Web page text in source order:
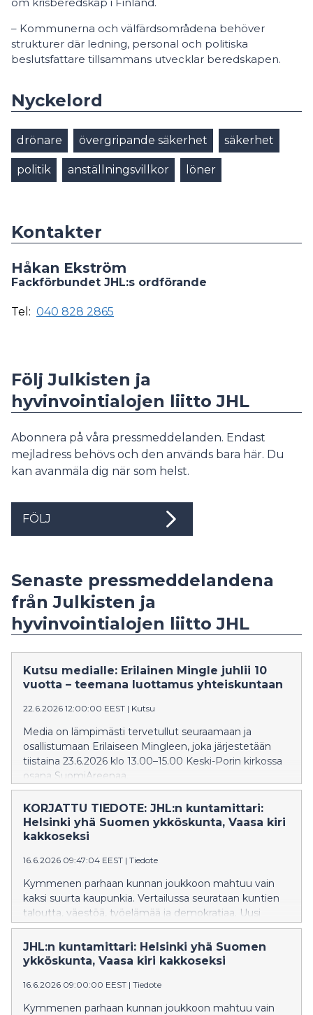
– Kommunerna och välfärdsområdena behöver
strukturer där ledning, personal och politiska
beslutsfattare tillsammans utvecklar beredskapen.
Nyckelord
drönare övergripande säkerhet säkerhet
politik anställningsvillkor löner
Kontakter
Håkan Ekström
Fackförbundet JHL:s ordförande
Tel: 040 828 2865
Följ Julkisten ja
hyvinvointialojen liitto JHL
Abonnera på våra pressmeddelanden. Endast
mejladress behövs och den används bara här. Du
kan avanmäla dig när som helst.
FÖLJ
Senaste pressmeddelandena
från Julkisten ja
hyvinvointialojen liitto JHL
Kutsu medialle: Erilainen Mingle juhlii 10
vuotta – teemana luottamus yhteiskuntaan
22.6.2026 12:00:00 EEST | Kutsu
Media on lämpimästi tervetullut seuraamaan ja
osallistumaan Erilaiseen Mingleen, joka järjestetään
tiistaina 23.6.2026 klo 13.00–15.00 Keski-Porin kirkossa
osana SuomiAreenaa.
KORJATTU TIEDOTE: JHL:n kuntamittari:
Helsinki yhä Suomen ykköskunta, Vaasa kiri
kakkoseksi
16.6.2026 09:47:04 EEST | Tiedote
Kymmenen parhaan kunnan joukkoon mahtuu vain
kaksi suurta kaupunkia. Vertailussa seurataan kuntien
taloutta, väestöä, työelämää ja demokratiaa. Uusi
kuntamittari on toinen laatuaan, ja sitä päivitetään
vuosittain.
JHL:n kuntamittari: Helsinki yhä Suomen
ykköskunta, Vaasa kiri kakkoseksi
16.6.2026 09:00:00 EEST | Tiedote
Kymmenen parhaan kunnan joukkoon mahtuu vain